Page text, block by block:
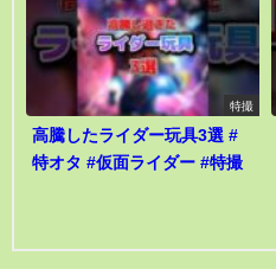
特撮
高騰したライダー玩具3選 #
特オタ #仮面ライダー #特撮